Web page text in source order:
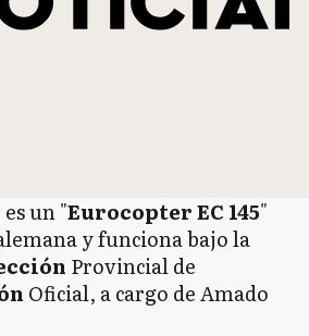
es un "Eurocopter EC 145"
y funciona bajo la
Provincial de
Oficial, a cargo de Amado